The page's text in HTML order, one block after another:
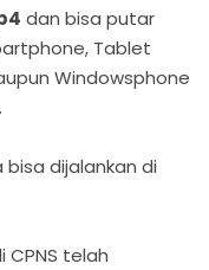
dan bisa putar
Tablet
Windowsphone
bisa dijalankan di
CPNS telah